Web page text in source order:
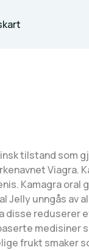
tilstand som
Viagra.
Kamagra oral
Jelly unngås av
disse
medisiner
frukt smaker